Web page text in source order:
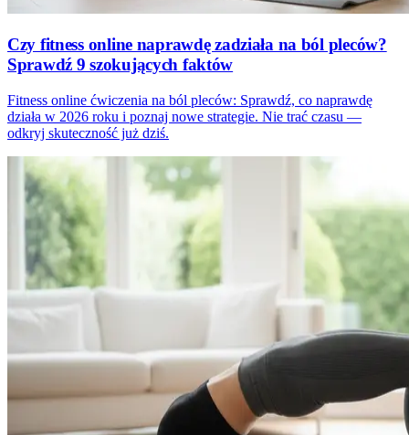
Czy fitness online naprawdę zadziała na ból pleców?
Sprawdź 9 szokujących faktów
Fitness online ćwiczenia na ból pleców: Sprawdź, co naprawdę
działa w 2026 roku i poznaj nowe strategie. Nie trać czasu —
odkryj skuteczność już dziś.